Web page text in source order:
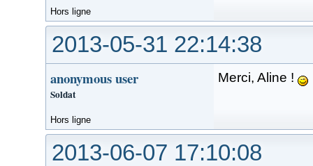
Hors ligne
2013-05-31 22:14:38
anonymous user
Soldat
Merci, Aline !
Hors ligne
2013-06-07 17:10:08